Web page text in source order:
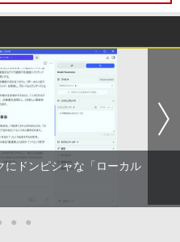
3050 SFF Core i5-7500
256GB(新品SSD) HDMI/Di
ナログRGB出力 光学不良
Pro 64bit 【中古】【20260
ン HP ProDesk 400 G7 Small
8GB/500GB HDD/Wi
27インチ 100Hzモニター
イ PCモニター VESA モニタ
フルHD ブルーライト軽減 IP
度 広角 高解像度目に優しい
フリー フレームレス (PS5確
VGA/スピーカー付/3年保
ーン
発送予定★ 宇宙兄弟 全巻セ
巻）
ンジャ（18） 【電子書籍】[
にドンピシャな「ローカル
● ●